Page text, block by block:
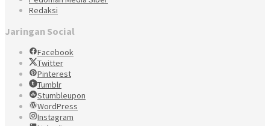
Redaksi
Jaringan Social
Facebook
Twitter
Pinterest
Tumblr
Stumbleupon
WordPress
Instagram